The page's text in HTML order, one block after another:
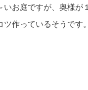
いお庭ですが、奥様が１
ツ作っているそうです。